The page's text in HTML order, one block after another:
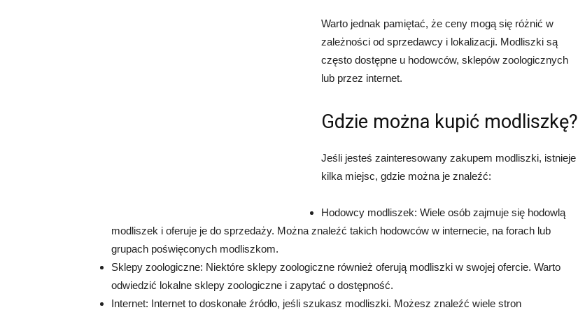
Warto jednak pamiętać, że ceny mogą się różnić w
zależności od sprzedawcy i lokalizacji. Modliszki są
często dostępne u hodowców, sklepów zoologicznych
lub przez internet.
Gdzie można kupić modliszkę?
Jeśli jesteś zainteresowany zakupem modliszki, istnieje
kilka miejsc, gdzie można je znaleźć:
Hodowcy modliszek: Wiele osób zajmuje się hodowlą
modliszek i oferuje je do sprzedaży. Można znaleźć takich hodowców w internecie, na forach lub
grupach poświęconych modliszkom.
Sklepy zoologiczne: Niektóre sklepy zoologiczne również oferują modliszki w swojej ofercie. Warto
odwiedzić lokalne sklepy zoologiczne i zapytać o dostępność.
Internet: Internet to doskonałe źródło, jeśli szukasz modliszki. Możesz znaleźć wiele stron